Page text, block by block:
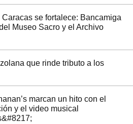
se fortalece: Bancamiga
Museo Sacro y el Archivo
que rinde tributo a los
marcan un hito con el
y el video musical